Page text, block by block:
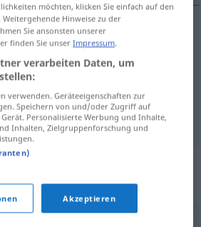
FIG
zurate ziehen
Zeitwort
möchten, klicken Sie einfach auf den
Hinweise zu der
Sie ansonsten unserer
finden Sie unserImpressum.
verarbeiten Daten, um
verwenden. Geräteeigenschaften zur
Speichern von und/oder Zugriff auf
Personalisierte Werbung und Inhalte,
Inhalten, Zielgruppenforschung und
Akzeptieren